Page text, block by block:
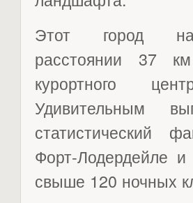
Этот город
расстоянии 37
курортного
Удивительным
статистический
Форт-Лодердейле и
свыше 120 ночных